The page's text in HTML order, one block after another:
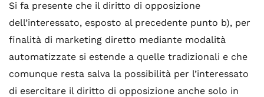
Si fa presente che il diritto di opposizione
dell’interessato, esposto al precedente punto b), per
finalità di marketing diretto mediante modalità
automatizzate si estende a quelle tradizionali e che
comunque resta salva la possibilità per l’interessato
di esercitare il diritto di opposizione anche solo in